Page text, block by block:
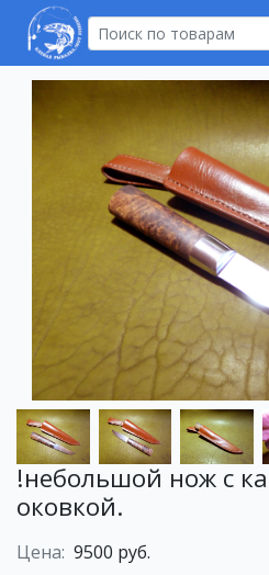
!небольшой нож с
оковкой.
Цена: 9500 руб.